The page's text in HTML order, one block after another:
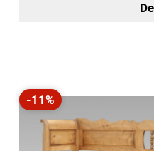
Rabatt
-11%